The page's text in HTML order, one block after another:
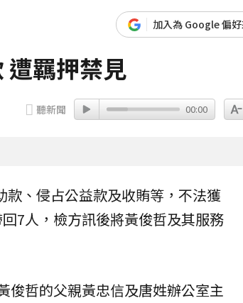
加入為 Google 偏
遭羈押禁見
聽新聞 00:00
款、侵占公益款及收賄等，不法獲
7人，檢方訊後將黃俊哲及其服務
俊哲的父親黃忠信及唐姓辦公室主